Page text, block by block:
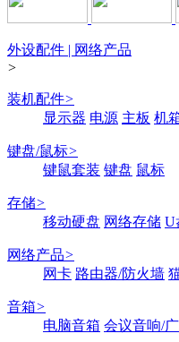
外设配件 | 网络产品
>
装机配件>
显示器 电源 主板 机
键盘/鼠标>
键鼠套装 键盘 鼠标
存储>
移动硬盘 网络存储 U
网络产品>
网卡 路由器/防火墙
音箱>
电脑音箱 会议音响/